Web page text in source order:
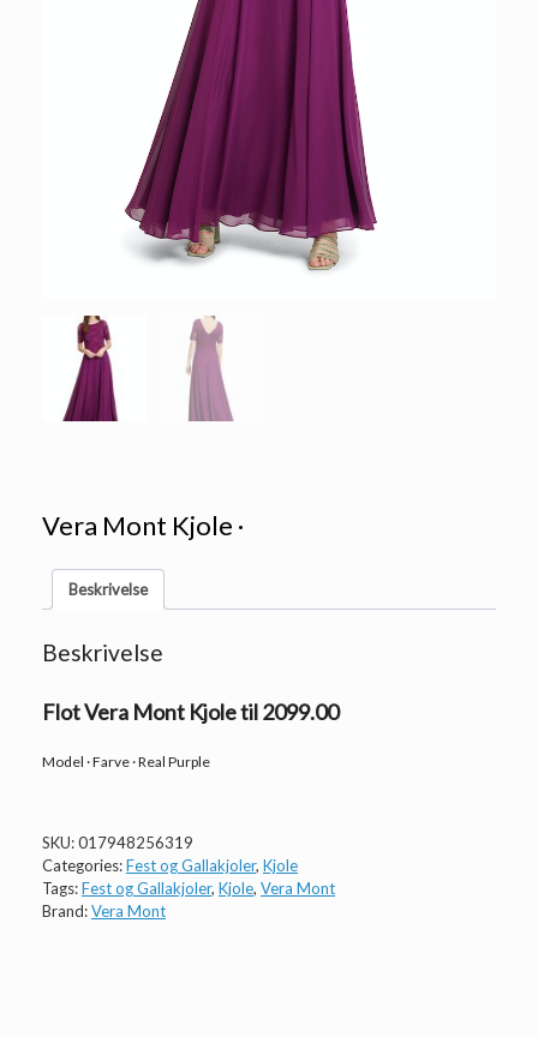
Vera Mont Kjole ·
Beskrivelse
Beskrivelse
Flot Vera Mont Kjole til 2099.00
Model · Farve · Real Purple
SKU:017948256319
Categories:Fest og Gallakjoler, Kjole
Tags:Fest og Gallakjoler, Kjole, Vera Mont
Brand:Vera Mont